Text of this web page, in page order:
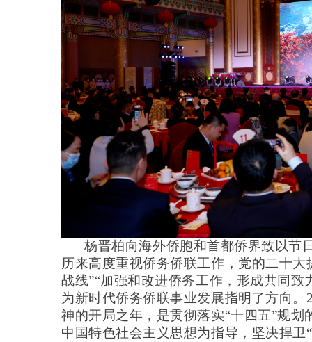
杨晋柏向海外侨胞和首都侨界致以节
历来高度重视侨务侨联工作，党的二十大
战线”“加强和改进侨务工作，形成共同
为新时代侨务侨联事业发展指明了方向
神的开局之年，是贯彻落实“十四五”规
中国特色社会主义思想为指导，坚决捍卫